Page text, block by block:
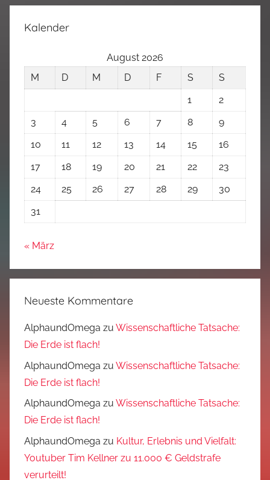
Kalender
August 2026
M
D M D F S
S
1
2
3
4 5 6 7 8
9
10
11 12 13 14 15
16
17
18 19 20 21 22
23
24
25 26 27 28 29
30
31
« März
Neueste Kommentare
AlphaundOmega zu Wissenschaftliche Tatsache:
Die Erde ist flach!
AlphaundOmega zu Wissenschaftliche Tatsache:
Die Erde ist flach!
AlphaundOmega zu Wissenschaftliche Tatsache:
Die Erde ist flach!
AlphaundOmega zu Kultur, Erlebnis und Vielfalt:
Youtuber Tim Kellner zu 11.000 € Geldstrafe
verurteilt!